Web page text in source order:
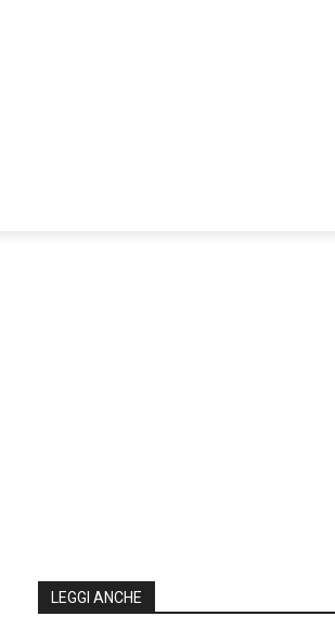
LEGGI ANCHE